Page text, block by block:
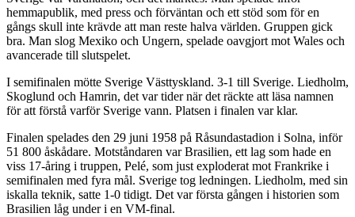
hemmapublik, med press och förväntan och ett stöd som för en
gångs skull inte krävde att man reste halva världen. Gruppen gick
bra. Man slog Mexiko och Ungern, spelade oavgjort mot Wales och
avancerade till slutspelet.
I semifinalen mötte Sverige Västtyskland. 3-1 till Sverige. Liedholm,
Skoglund och Hamrin, det var tider när det räckte att läsa namnen
för att förstå varför Sverige vann. Platsen i finalen var klar.
Finalen spelades den 29 juni 1958 på Råsundastadion i Solna, inför
51 800 åskådare. Motståndaren var Brasilien, ett lag som hade en
viss 17-åring i truppen, Pelé, som just exploderat mot Frankrike i
semifinalen med fyra mål. Sverige tog ledningen. Liedholm, med sin
iskalla teknik, satte 1-0 tidigt. Det var första gången i historien som
Brasilien låg under i en VM-final.